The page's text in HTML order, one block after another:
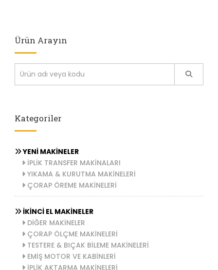
Ürün Arayın
Kategoriler
YENİ MAKİNELER
İPLİK TRANSFER MAKİNALARI
YIKAMA & KURUTMA MAKİNELERİ
ÇORAP ÖREME MAKİNELERİ
İKİNCİ EL MAKİNELER
DİĞER MAKİNELER
ÇORAP ÖLÇME MAKİNELERİ
TESTERE & BIÇAK BİLEME MAKİNELERİ
EMİŞ MOTOR VE KABİNLERİ
İPLİK AKTARMA MAKİNELERİ